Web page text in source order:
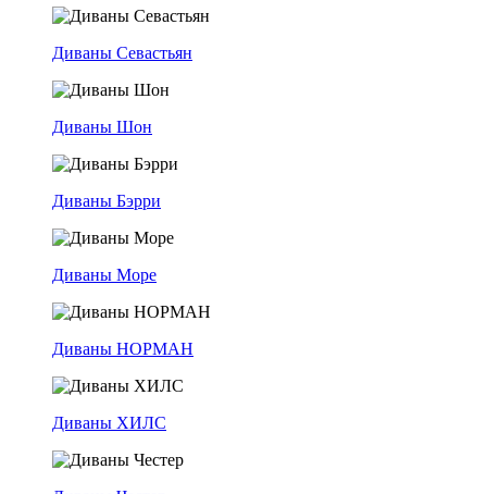
Диваны Севастьян
Диваны Шон
Диваны Бэрри
Диваны Море
Диваны НОРМАН
Диваны ХИЛС